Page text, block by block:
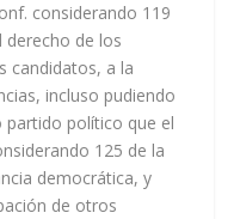
considerando 119
derecho de los
candidatos, a la
incluso pudiendo
partido político que el
125 de la
democrática, y
de otros